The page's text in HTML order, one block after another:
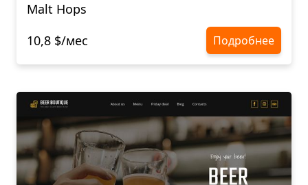
Malt Hops
10,8 $/мес
Подробнее